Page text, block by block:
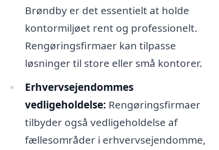
Brøndby er det essentielt at holde
kontormiljøet rent og professionelt.
Rengøringsfirmaer kan tilpasse
løsninger til store eller små kontorer.
Erhvervsejendommes
vedligeholdelse: Rengøringsfirmaer
tilbyder også vedligeholdelse af
fællesområder i erhvervsejendomme,